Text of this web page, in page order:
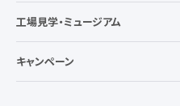
工場見学・ミュージアム
キャンペーン